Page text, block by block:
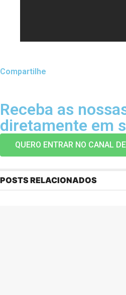
Compartilhe
Receba as
diretamente em
QUERO ENTRAR NO CANAL
POSTS RELACIONADOS